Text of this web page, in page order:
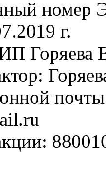
г.
Горяева